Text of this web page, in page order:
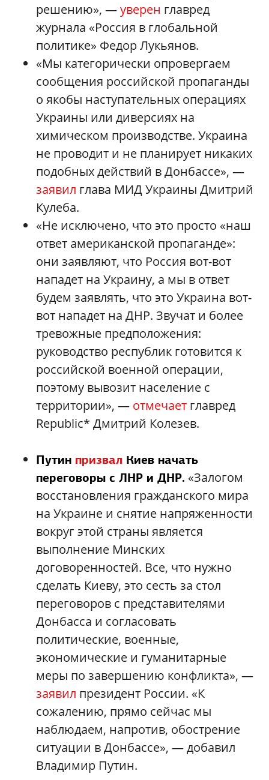
решению», —уверен главред
журнала «Россия в глобальной
политике» Федор Лукьянов.
«Мы категорически опровергаем
сообщения российской пропаганды
о якобы наступательных операциях
Украины или диверсиях на
химическом производстве. Украина
не проводит и не планирует никаких
подобных действий в Донбассе», —
заявил глава МИД Украины Дмитрий
Кулеба.
«Не исключено, что это просто «наш
ответ американской пропаганде»:
они заявляют, что Россия вот-вот
нападет на Украину, а мы в ответ
будем заявлять, что это Украина вот-
вот нападет на ДНР. Звучат и более
тревожные предположения:
руководство республик готовится к
российской военной операции,
поэтому вывозит население с
территории», — отмечает главред
Republic* Дмитрий Колезев.
Путин призвал Киев начать
переговоры с ЛНР и ДНР. «Залогом
восстановления гражданского мира
на Украине и снятие напряженности
вокруг этой страны является
выполнение Минских
договоренностей. Все, что нужно
сделать Киеву, это сесть за стол
переговоров с представителями
Донбасса и согласовать
политические, военные,
экономические и гуманитарные
меры по завершению конфликта», —
заявил президент России. «К
сожалению, прямо сейчас мы
наблюдаем, напротив, обострение
ситуации в Донбассе», — добавил
Владимир Путин.